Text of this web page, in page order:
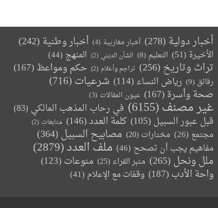
أخبار دولية (278) أخبار مغاربية (4) أخبار وطنية(242)
الأخيرة (51) التعليم (8) الشأن الديني (2) المنهج (44)
تراث وتاريخ(256) تراجم وأعلام (2) حكم ومواعظ(167)
رقائق (9) رياض النساء(114) شرعيات(716)
صحة وأسرة(167) عيون المقالات (3)
غير مصنف(6155) في رحاب المذهب المالكي (83)
قبل عبور السبيل(105) كلمة العدد(146) متابعات (2)
مجتمع (26) مختارات (20) مصابيح السبيل(364)
مفاهيم يجب أن تصحح (46) ملف العدد(2879)
ملل ونحل(265) منبر القراء(25) منوعات(123)
واحة الأدب(187) وقفات مع الإعلام (41)